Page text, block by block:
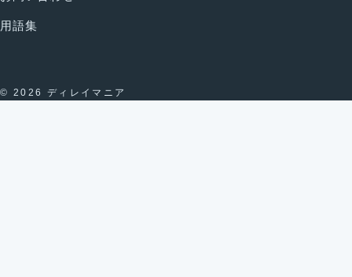
用語集
© 2026 ディレイマニア